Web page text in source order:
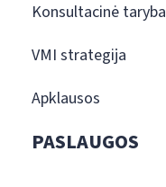
Konsultacinė taryba
VMI strategija
Apklausos
PASLAUGOS